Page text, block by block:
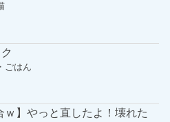
ごはん
ｗ】やっと直したよ！壊れた